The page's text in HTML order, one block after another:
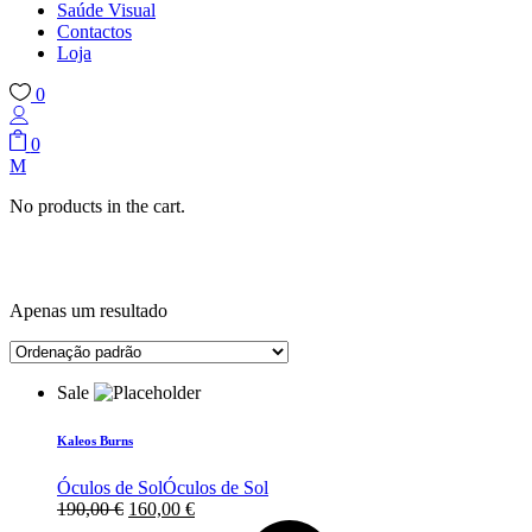
Saúde Visual
Contactos
Loja
0
0
No products in the cart.
Apenas um resultado
Sale
Kaleos Burns
Óculos de SolÓculos de Sol
190,00€ O
160,00 €O